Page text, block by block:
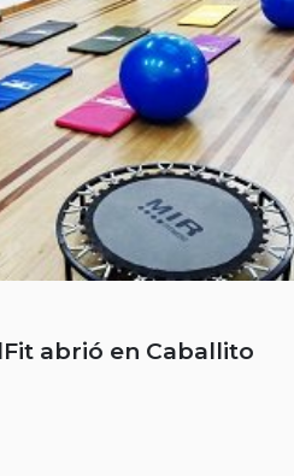
abrió en Caballito